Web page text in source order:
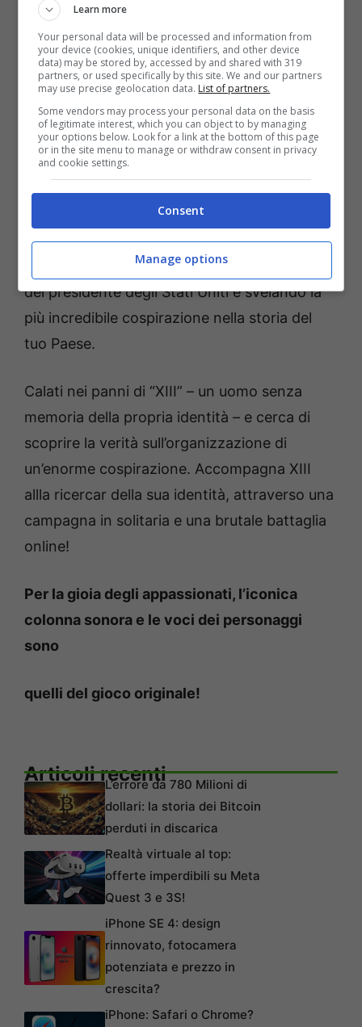
E tu ti svegli ferito e con una totale amnesia
su una spiaggia della costa est. L’unico indizio
sulla tua identità è il numero XIII tatuato sulla
clavicola e la chiave di un armadietto.
Nonostante la perdita di memoria, ti rendi
conto che non tutto è stato dimenticato, a
partire dal fatto che hai riflessi
un agente governativo ben addestrato.
Presto comincerai a ricostruire il tuo passato,
scoprendo quale ruolo hai avuto nell’omicidio
del presidente degli Stati Uniti e svelando la
più incredibile cospirazione nella storia del
tuo Paese.
Calati nei panni di “XIII” – un uomo senza
memoria della propria identità – e cerca di
scoprire la verità sull’organizzazione di
un’enorme cospirazione. Accompagna XIII
allla ricercar della sua identità, attraverso una
campagna in solitaria e una brutale battaglia
online!
Per la gioia degli appassionati, l’iconica
colonna sonora e le voci dei personaggi
sono
quelli del gioco originale!
Articoli recentiL’errore da 780 Milioni di
dollari: la storia dei Bitcoin
perduti in discarica
Realtà virtuale al top:
offerte imperdibili su Meta
Quest 3 e 3S!
iPhone SE 4: design
rinnovato, fotocamera
potenziata e prezzo in
crescita?
iPhone: Safari o Chrome?
Learn more
Your personal data will be processed and information from
your device (cookies, unique identifiers, and other device
data) may be stored by, accessed by and shared with 319
partners, or used specifically by this site. We and our partners
may use precise geolocation data. List of partners.
Some vendors may process your personal data on the basis
of legitimate interest, which you can object to by managing
your options below. Look for a link at the bottom of this page
or in the site menu to manage or withdraw consent in privacy
and cookie settings.
Consent
Manage options